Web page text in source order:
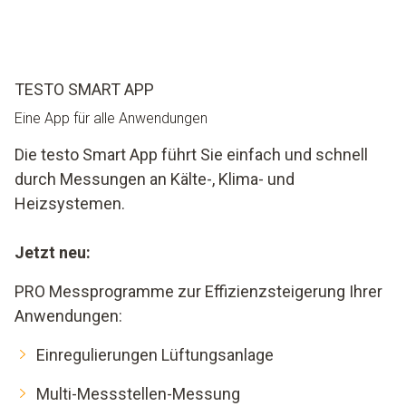
TESTO SMART APP
Eine App für alle Anwendungen
Die testo Smart App führt Sie einfach und schnell
durch Messungen an Kälte-, Klima- und
Heizsystemen.
Jetzt neu:
PRO Messprogramme zur Effizienzsteigerung Ihrer
Anwendungen:
Einregulierungen Lüftungsanlage
Multi-Messstellen-Messung